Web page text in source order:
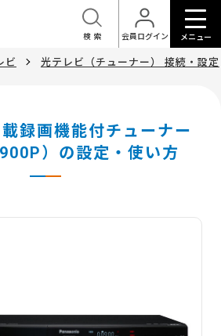
会員ログイン
検索 メニュー
ビ 光テレビ（チューナー） 接続・設定
録画機能付チューナー
）の設定・使い方